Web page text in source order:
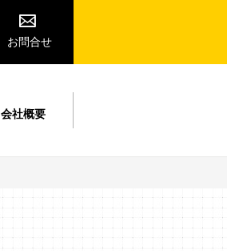
お問合せ
会社概要